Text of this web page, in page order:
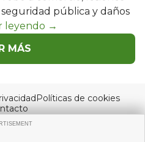
pública y daños
MÁS
Políticas de cookies